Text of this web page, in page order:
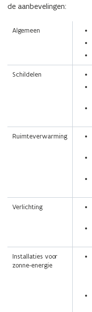
de aanbevelingen:
Algemeen
Schildelen
Ruimteverwarming
Verlichting
Installaties voor
zonne-energie